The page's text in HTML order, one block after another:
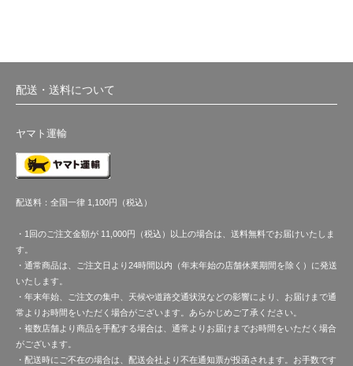
配送・送料について
ヤマト運輸
配送料：全国一律 1,100円（税込）
・1回のご注文金額が 11,000円（税込）以上の場合は、送料無料でお届けいたしま
す。
・通常商品は、ご注文日より24時間以内（年末年始の店舗休業期間を除く）に発送
いたします。
・年末年始、ご注文の集中、天候や道路交通状況などの影響により、お届けまで通
常よりお時間をいただく場合がございます。あらかじめご了承ください。
・複数店舗より商品を手配する場合は、通常よりお届けまでお時間をいただく場合
がございます。
・配送時にご不在の場合は、配送会社より不在通知票が投函されます。お手数です